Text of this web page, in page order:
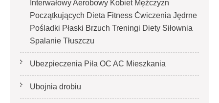
Interwałowy Aerobowy Kobiet Mężczyzn
Początkujących Dieta Fitness Ćwiczenia Jędrne
Pośladki Płaski Brzuch Treningi Diety Siłownia
Spalanie Tłuszczu
Ubezpieczenia Piła OC AC Mieszkania
Ubojnia drobiu